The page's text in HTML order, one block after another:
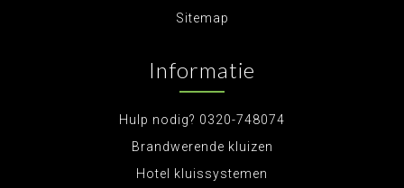
Sitemap
Informatie
Hulp nodig? 0320-748074
Brandwerende kluizen
Hotel kluissystemen